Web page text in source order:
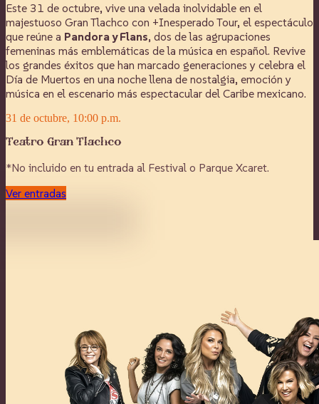
Este 31 de octubre, vive una velada inolvidable en el
majestuoso Gran Tlachco con +Inesperado Tour, el espectáculo
que reúne a Pandora y Flans, dos de las agrupaciones
femeninas más emblemáticas de la música en español. Revive
los grandes éxitos que han marcado generaciones y celebra el
Día de Muertos en una noche llena de nostalgia, emoción y
música en el escenario más espectacular del Caribe mexicano.
31 de octubre, 10:00 p.m.
Teatro Gran Tlachco
*No incluido en tu entrada al Festival o Parque Xcaret.
Ver entradas